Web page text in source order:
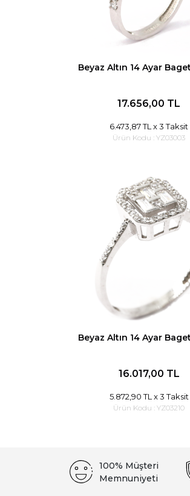
Beyaz Altın 14 Ayar
17.656,00 TL
6.473,87 TL x 3 Taksit
Ürün Kodu : YZ03003
Beyaz Altın 14 Ayar
16.017,00 TL
5.872,90 TL x 3 Taksit
Ürün Kodu : YZ03210
100% Müşteri
Memnuniyeti